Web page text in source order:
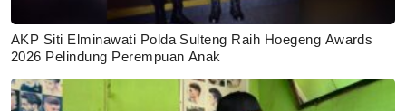
AKP Siti Elminawati Polda Sulteng Raih Hoegeng Awards
2026 Pelindung Perempuan Anak